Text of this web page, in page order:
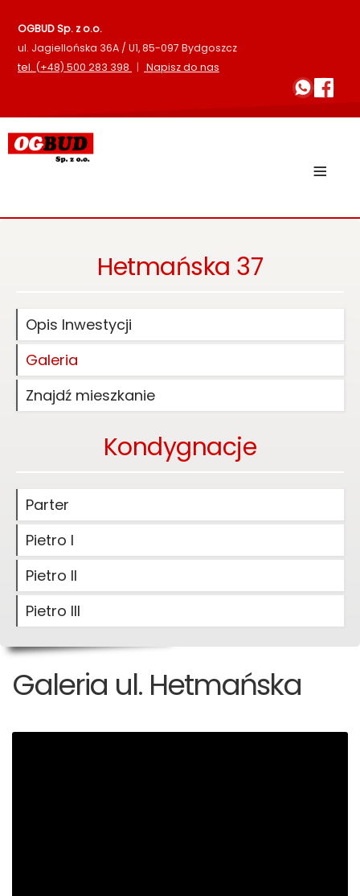
OGBUD Sp. z o.o.
ul. Jagiellońska 36A / U1, 85-097 Bydgoszcz
tel. (+48) 500 283 398 | Napisz do nas
≡
Hetmańska 37
Opis Inwestycji
Galeria
Znajdź mieszkanie
Kondygnacje
Parter
Pietro I
Pietro II
Pietro III
Galeria ul. Hetmańska